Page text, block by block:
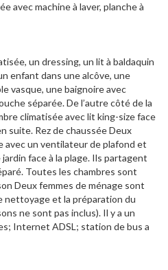
avec machine à laver, planche à
un dressing, un lit à baldaquin
enfant dans une alcôve, une
vasque, une baignoire avec
séparée. De l’autre côté de la
climatisée avec lit king-size face
suite. Rez de chaussée Deux
avec un ventilateur de plafond et
face à la plage. Ils partagent
Toutes les chambres sont
Deux femmes de ménage sont
nettoyage et la préparation du
ne sont pas inclus). Il y a un
Internet ADSL; station de bus a